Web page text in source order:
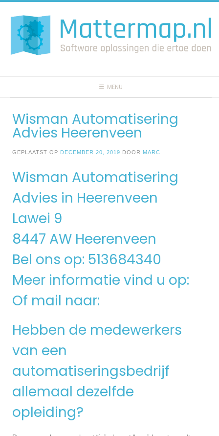
naar
inhoud
MENU
Wisman Automatisering
Advies Heerenveen
GEPLAATST OP DECEMBER 20, 2019 DOOR MARC
Wisman Automatisering
Advies in Heerenveen
Lawei 9
8447 AW Heerenveen
Bel ons op: 513684340
Meer informatie vind u op:
Of mail naar:
Hebben de medewerkers
van een
automatiseringsbedrijf
allemaal dezelfde
opleiding?